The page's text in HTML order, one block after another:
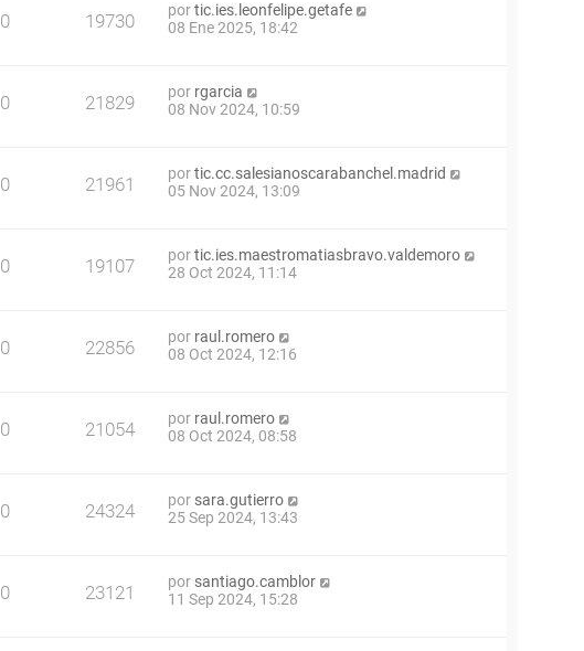
0 19730 portic.ies.leonfelipe.getafe
08 Ene 2025, 18:42
0 21829 por rgarcia
08 Nov 2024, 10:59
0 21961 portic.cc.salesianoscarabanchel.madrid
05 Nov 2024, 13:09
0 19107 portic.ies.maestromatiasbravo.valdemoro
28 Oct 2024, 11:14
0 22856 por raul.romero
08 Oct 2024, 12:16
0 21054 por raul.romero
08 Oct 2024, 08:58
0 24324 por sara.gutierro
25 Sep 2024, 13:43
0 23121 por santiago.camblor
11 Sep 2024, 15:28